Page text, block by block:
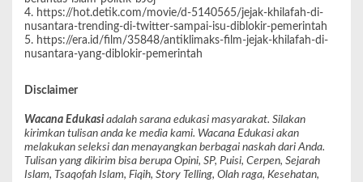
4. https://hot.detik.com/movie/d-5140565/jejak-khilafah-di-
nusantara-trending-di-twitter-sampai-isu-diblokir-pemerintah
5. https://era.id/film/35848/antiklimaks-film-jejak-khilafah-di-
nusantara-yang-diblokir-pemerintah
Disclaimer
Wacana Edukasi adalah sarana edukasi masyarakat. Silakan
kirimkan tulisan anda ke media kami. Wacana Edukasi akan
melakukan seleksi dan menayangkan berbagai naskah dari Anda.
Tulisan yang dikirim bisa berupa Opini, SP, Puisi, Cerpen, Sejarah
Islam, Tsaqofah Islam, Fiqih, Story Telling, Olah raga, Kesehatan,